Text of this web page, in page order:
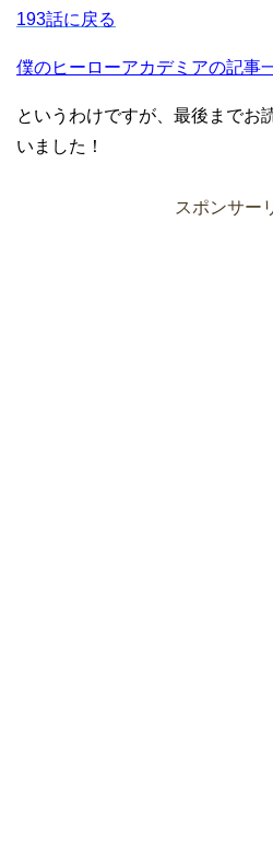
193話に戻る
僕のヒーローアカデミアの記事
というわけですが、最後までお
いました！
スポンサー